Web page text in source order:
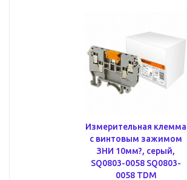
Измерительная клемма
с винтовым зажимом
ЗНИ 10мм?, серый,
SQ0803-0058 SQ0803-
0058 TDM